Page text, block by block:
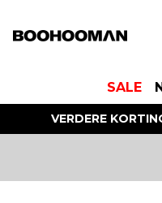
SALE
VERDERE